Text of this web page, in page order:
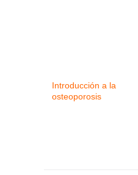
Introducción a la
osteoporosis